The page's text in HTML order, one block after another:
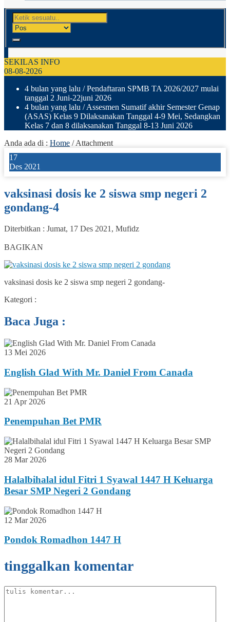
SEKILAS INFO
08-08-2026
4 bulan yang lalu / Pendaftaran SPMB TA 2026/2027 mulai
tanggal 2 Juni-22juni 2026
4 bulan yang lalu / Assesmen Sumatif akhir Semester Genap
(ASAS) Kelas 9 Dilaksanakan Tanggal 4-9 Mei, Sedangkan
Kelas 7 dan 8 dilaksanakan Tanggal 8-13 Juni 2026
Anda ada di : Home / Attachment
17
Des 2021
vaksinasi dosis ke 2 siswa smp negeri 2
gondang-4
Diterbitkan : Jumat, 17 Des 2021, Mufidz
BAGIKAN
vaksinasi dosis ke 2 siswa smp negeri 2 gondang-
Kategori :
Baca Juga :
13 Mei 2026
English Glad With Mr. Daniel From Canada
21 Apr 2026
Penempuhan Bet PMR
28 Mar 2026
Halalbihalal idul Fitri 1 Syawal 1447 H Keluarga
Besar SMP Negeri 2 Gondang
12 Mar 2026
Pondok Romadhon 1447 H
tinggalkan komentar